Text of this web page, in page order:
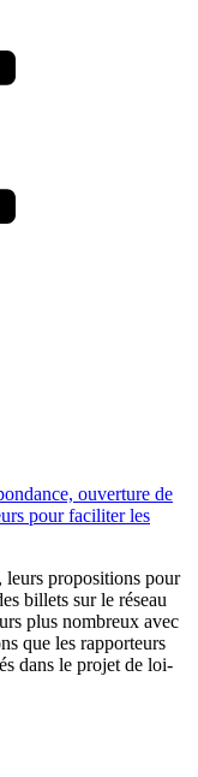
ouverture de
pour faciliter les
leurs propositions pour
billets sur le réseau
plus nombreux avec
que les rapporteurs
dans le projet de loi-